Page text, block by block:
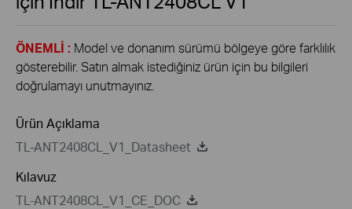
navigation
ÖNEMLİ : Model ve donanım sürümü bölgeye göre farklılık
gösterebilir. Satın almak istediğiniz ürün için bu bilgileri
doğrulamayı unutmayınız.
Ürün Açıklama
TL-ANT2408CL_V1_Datasheet
Kılavuz
TL-ANT2408CL_V1_CE_DOC